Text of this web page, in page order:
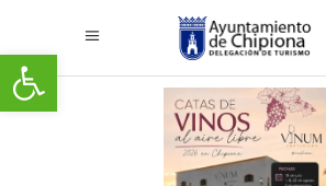
Abrir barra de herramientas